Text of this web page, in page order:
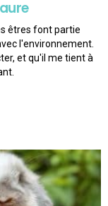
êtres font partie
l'environnement.
et qu'il me tient à